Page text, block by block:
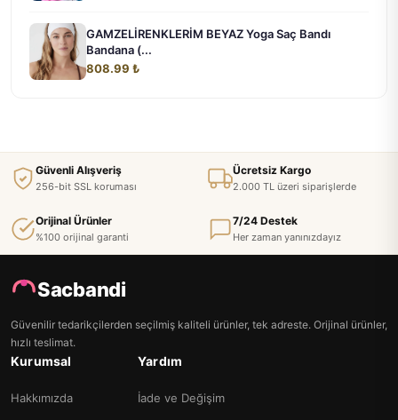
GAMZELİRENKLERİM BEYAZ Yoga Saç Bandı
Bandana (...
808.99 ₺
Güvenli Alışveriş
256-bit SSL koruması
Ücretsiz Kargo
2.000 TL üzeri siparişlerde
Orijinal Ürünler
%100 orijinal garanti
7/24 Destek
Her zaman yanınızdayız
Sacbandi
Güvenilir tedarikçilerden seçilmiş kaliteli ürünler, tek adreste. Orijinal ürünler,
hızlı teslimat.
Kurumsal
Hakkımızda
Yardım
İade ve Değişim